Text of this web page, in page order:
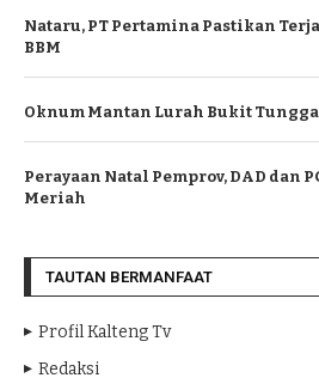
Nataru, PT Pertamina Pastikan
BBM
Oknum Mantan Lurah Bukit
Perayaan Natal Pemprov, DAD dan
Meriah
TAUTAN BERMANFAAT
Profil Kalteng Tv
Redaksi